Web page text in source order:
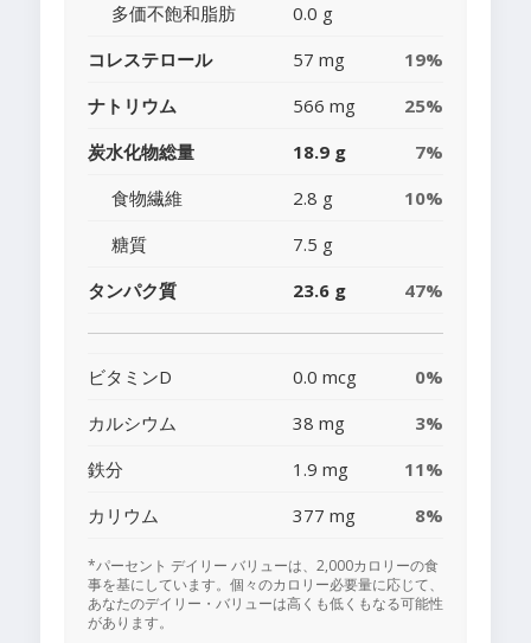
多価不飽和脂肪
0.0 g
コレステロール
57 mg
19%
ナトリウム
566 mg
25%
炭水化物総量
18.9 g
7%
食物繊維
2.8 g
10%
糖質
7.5 g
タンパク質
23.6 g 47%
ビタミンD 0.0 mcg
0%
カルシウム
38 mg
3%
鉄分
1.9 mg
11%
カリウム
377 mg 8%
*パーセント デイリー バリューは、2,000カロリーの食
事を基にしています。個々のカロリー必要量に応じて、
あなたのデイリー・バリューは高くも低くもなる可能性
があります。